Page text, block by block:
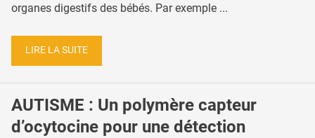
organes digestifs des bébés. Par exemple ...
LIRE LA SUITE
AUTISME : Un polymère capteur
d’ocytocine pour une détection